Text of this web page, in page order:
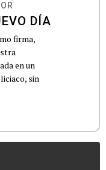
DÍA
firma,
en un
sin